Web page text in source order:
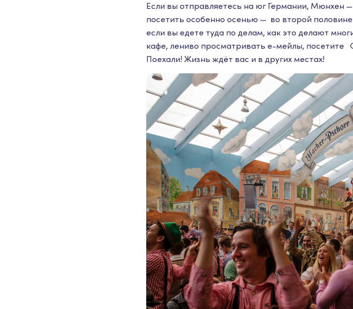
Если вы отправляетесь на юг Германии, Мюнхен
посетить особенно осенью — во второй
если вы едете туда по делам, как это делают
кафе, лениво просматривать е-мейлы,
Поехали! Жизнь ждёт вас и в других местах!